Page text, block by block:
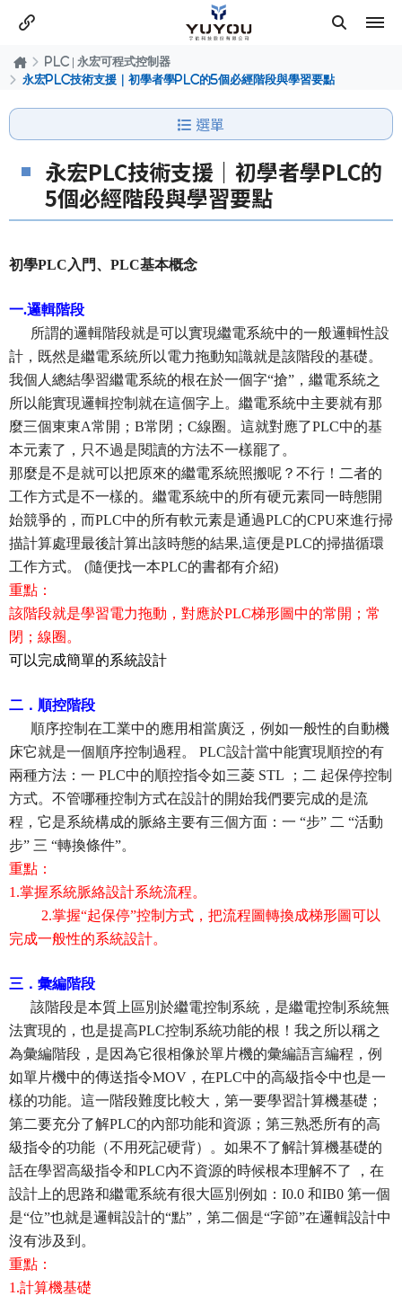
PLC | 永宏可程式控制器
永宏PLC技術支援｜初學者學PLC的5個必經階段與學習要點
選單
永宏PLC技術支援｜初學者學PLC的
5個必經階段與學習要點
初學PLC入門、PLC基本概念
一.邏輯階段
所謂的邏輯階段就是可以實現繼電系統中的一般邏輯性設
計，既然是繼電系統所以電力拖動知識就是該階段的基礎。
我個人總結學習繼電系統的根在於一個字“搶”，繼電系統之
所以能實現邏輯控制就在這個字上。繼電系統中主要就有那
麼三個東東A常開；B常閉；C線圈。這就對應了PLC中的基
本元素了，只不過是閱讀的方法不一樣罷了。
那麼是不是就可以把原來的繼電系統照搬呢？不行！二者的
工作方式是不一樣的。繼電系統中的所有硬元素同一時態開
始競爭的，而PLC中的所有軟元素是通過PLC的CPU來進行掃
描計算處理最後計算出該時態的結果,這便是PLC的掃描循環
工作方式。 (隨便找一本PLC的書都有介紹)
重點：
該階段就是學習電力拖動，對應於PLC梯形圖中的常開；常
閉；線圈。
可以完成簡單的系統設計
二．順控階段
順序控制在工業中的應用相當廣泛，例如一般性的自動機
床它就是一個順序控制過程。 PLC設計當中能實現順控的有
兩種方法：一 PLC中的順控指令如三菱 STL ；二 起保停控制
方式。不管哪種控制方式在設計的開始我們要完成的是流
程，它是系統構成的脈絡主要有三個方面：一 “步” 二 “活動
步” 三 “轉換條件”。
重點：
1.掌握系統脈絡設計系統流程。
2.掌握“起保停”控制方式，把流程圖轉換成梯形圖可以
完成一般性的系統設計。
三．彙編階段
該階段是本質上區別於繼電控制系統，是繼電控制系統無
法實現的，也是提高PLC控制系統功能的根！我之所以稱之
為彙編階段，是因為它很相像於單片機的彙編語言編程，例
如單片機中的傳送指令MOV，在PLC中的高級指令中也是一
樣的功能。這一階段難度比較大，第一要學習計算機基礎；
第二要充分了解PLC的內部功能和資源；第三熟悉所有的高
級指令的功能（不用死記硬背）。如果不了解計算機基礎的
話在學習高級指令和PLC內不資源的時候根本理解不了 ，在
設計上的思路和繼電系統有很大區別例如：I0.0 和IB0 第一個
是“位”也就是邏輯設計的“點”，第二個是“字節”在邏輯設計中
沒有涉及到。
重點：
1.計算機基礎